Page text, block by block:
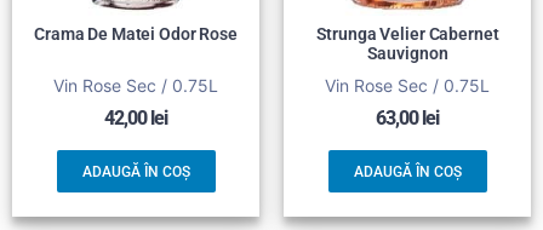
Crama De Matei Odor Rose
Vin Rose Sec / 0.75L
42,00lei
ADAUGĂ ÎN COȘ
Strunga Velier Cabernet
Sauvignon
Vin Rose Sec / 0.75L
63,00lei
ADAUGĂ ÎN COȘ